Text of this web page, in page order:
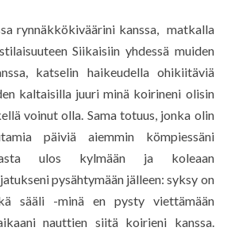
rynnäkkökiväärini kanssa, matkalla
Siikaisiin yhdessä muiden
katselin haikeudella ohikiitäviä
kaltaisilla juuri minä koirineni olisin
voinut olla. Sama totuus, jonka olin
päiviä aiemmin kömpiessäni
ulos kylmään ja koleaan
pysähtymään jälleen: syksy on
sääli -minä en pysty viettämään
nauttien siitä koirieni kanssa.